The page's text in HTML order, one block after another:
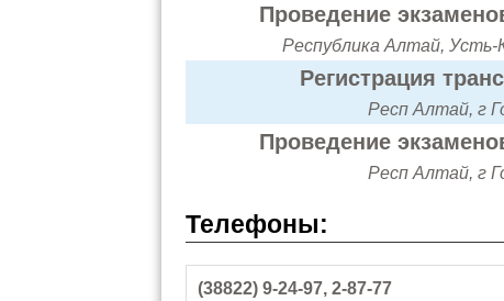
Проведение
Республика Алтай, Усть-
Регистрация
Респ Алтай, г
Проведение
Респ Алтай, г
Телефоны:
(38822) 9-24-97, 2-87-77